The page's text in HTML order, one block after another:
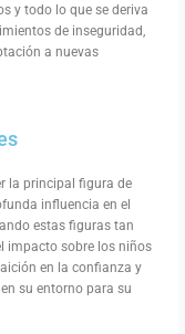
y todo lo que se deriva
de inseguridad,
a nuevas
la principal figura de
influencia en el
estas figuras tan
impacto sobre los niños
en la confianza y
su entorno para su